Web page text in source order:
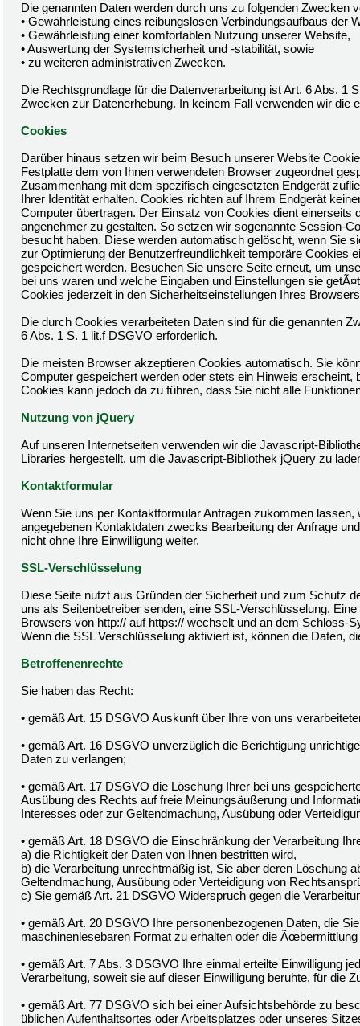
Die genannten Daten werden durch uns zu folgenden Zwecken
• Gewährleistung eines reibungslosen Verbindungsaufbaus der
• Gewährleistung einer komfortablen Nutzung unserer Website,
• Auswertung der Systemsicherheit und -stabilität, sowie
• zu weiteren administrativen Zwecken.
Die Rechtsgrundlage für die Datenverarbeitung ist Art. 6 Abs. 1
Zwecken zur Datenerhebung. In keinem Fall verwenden wir
Cookies
Darüber hinaus setzen wir beim Besuch unserer Website
Festplatte dem von Ihnen verwendeten Browser zugeordnet
Zusammenhang mit dem spezifisch eingesetzten Endgerät
Ihrer Identität erhalten. Cookies richten auf Ihrem Endgerät
Computer übertragen. Der Einsatz von Cookies dient einerseits
angenehmer zu gestalten. So setzen wir sogenannte Session-
besucht haben. Diese werden automatisch gelöscht, wenn Sie
zur Optimierung der Benutzerfreundlichkeit temporäre Cookies
gespeichert werden. Besuchen Sie unsere Seite erneut, um
bei uns waren und welche Eingaben und Einstellungen sie
Cookies jederzeit in den Sicherheitseinstellungen Ihres
Die durch Cookies verarbeiteten Daten sind für die genannten
6 Abs. 1 S. 1 lit.f DSGVO erforderlich.
Die meisten Browser akzeptieren Cookies automatisch. Sie
Computer gespeichert werden oder stets ein Hinweis
Cookies kann jedoch da zu führen, dass Sie nicht alle
Nutzung von jQuery
Auf unseren Internetseiten verwenden wir die Javascript-
Libraries hergestellt, um die Javascript-Bibliothek jQuery zu
Kontaktformular
Wenn Sie uns per Kontaktformular Anfragen zukommen
angegebenen Kontaktdaten zwecks Bearbeitung der Anfrage
nicht ohne Ihre Einwilligung weiter.
SSL-Verschlüsselung
Diese Seite nutzt aus Gründen der Sicherheit und zum Schutz
uns als Seitenbetreiber senden, eine SSL-Verschlüsselung.
Browsers von http:// auf https:// wechselt und an dem Schloss-
Wenn die SSL Verschlüsselung aktiviert ist, können die Daten,
Betroffenenrechte
Sie haben das Recht:
• gemäß Art. 15 DSGVO Auskunft über Ihre von uns
• gemäß Art. 16 DSGVO unverzüglich die Berichtigung
Daten zu verlangen;
• gemäß Art. 17 DSGVO die Löschung Ihrer bei uns
Ausübung des Rechts auf freie Meinungsäußerung und
Interesses oder zur Geltendmachung, Ausübung oder
• gemäß Art. 18 DSGVO die Einschränkung der Verarbeitung
a) die Richtigkeit der Daten von Ihnen bestritten wird,
b) die Verarbeitung unrechtmäßig ist, Sie aber deren Löschung
Geltendmachung, Ausübung oder Verteidigung von
c) Sie gemäß Art. 21 DSGVO Widerspruch gegen die
• gemäß Art. 20 DSGVO Ihre personenbezogenen Daten, die
maschinenlesebaren Format zu erhalten oder die
• gemäß Art. 7 Abs. 3 DSGVO Ihre einmal erteilte Einwilligung
Verarbeitung, soweit sie auf dieser Einwilligung beruhte, für die
• gemäß Art. 77 DSGVO sich bei einer Aufsichtsbehörde zu
üblichen Aufenthaltsortes oder Arbeitsplatzes oder unseres